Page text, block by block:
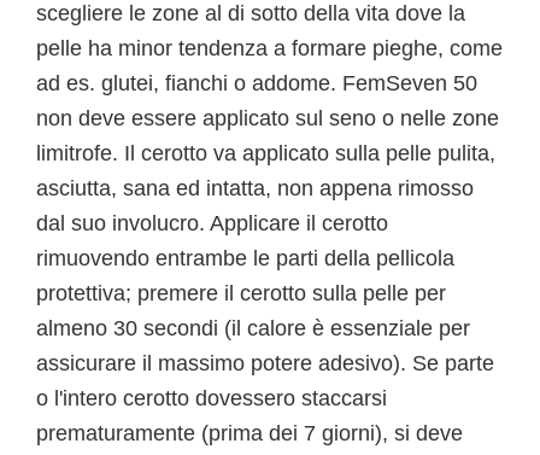
scegliere le zone al di sotto della vita dove la
pelle ha minor tendenza a formare pieghe, come
ad es. glutei, fianchi o addome. FemSeven 50
non deve essere applicato sul seno o nelle zone
limitrofe. Il cerotto va applicato sulla pelle pulita,
asciutta, sana ed intatta, non appena rimosso
dal suo involucro. Applicare il cerotto
rimuovendo entrambe le parti della pellicola
protettiva; premere il cerotto sulla pelle per
almeno 30 secondi (il calore è essenziale per
assicurare il massimo potere adesivo). Se parte
o l'intero cerotto dovessero staccarsi
prematuramente (prima dei 7 giorni), si deve